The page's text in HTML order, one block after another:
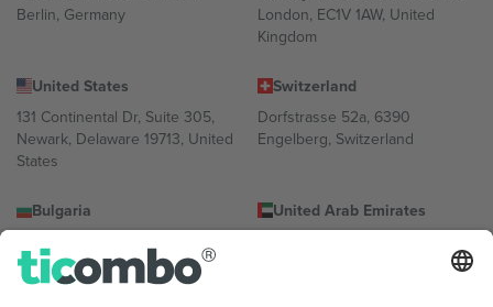
Berlin, Germany
London, EC1V 1AW, United
Kingdom
United States
131 Continental Dr, Suite 305,
Newark, Delaware 19713, United
States
Switzerland
Dorfstrasse 52a, 6390
Engelberg, Switzerland
Bulgaria
Totleben 53-55, 1606 Sofia,
Bulgaria
United Arab Emirates
Building A1, Office 302, Dubai,